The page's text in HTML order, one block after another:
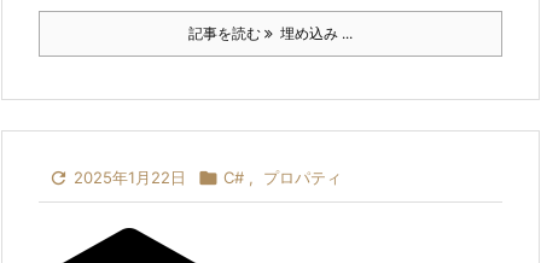
記事を読む 埋め込み ...
 2025年1月22日  C# , プロパティ